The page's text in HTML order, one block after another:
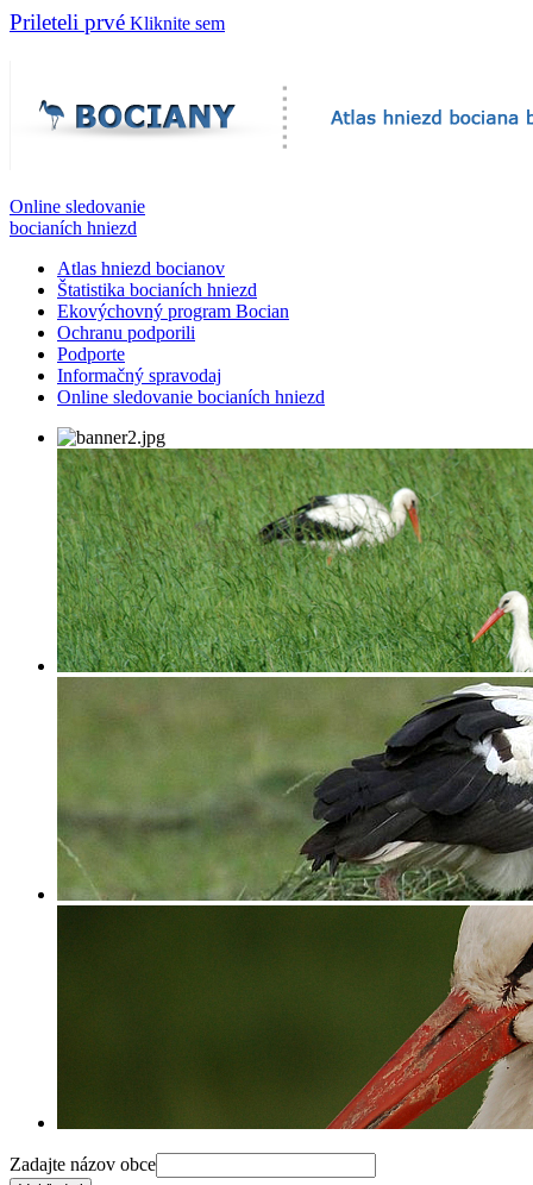
Prileteli prvé Kliknite sem
Online sledovanie
bocianích hniezd
Atlas hniezd bocianov
Štatistika bocianích hniezd
Ekovýchovný program Bocian
Ochranu podporili
Podporte
Informačný spravodaj
Online sledovanie bocianích hniezd
Zadajte názov obce